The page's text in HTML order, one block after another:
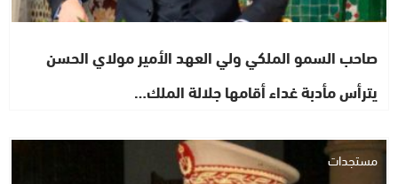
صاحب السمو الملكي ولي العهد الأمير مولاي الحسن
يترأس مأدبة غداء أقامها جلالة الملك…
مستجدات